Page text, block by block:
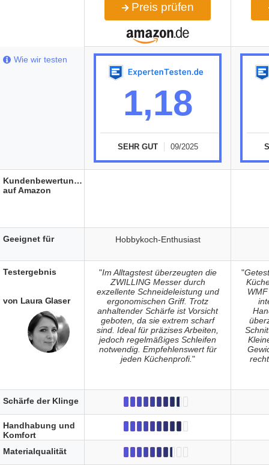
Preis prüfen
1,18
SEHR GUT 09/2025
Hobbykoch-Enthusiast
"Im Alltagstest überzeugten die
ZWILLING Messer durch
exzellente Schneideleistung und
ergonomischen Griff. Trotz
anhaltender Schärfe ist Vorsicht
geboten, da sie extrem scharf
sind. Ideal für präzises Arbeiten,
jedoch regelmäßiges Schleifen
notwendig. Empfehlenswert für
jeden Küchenprofi."
"
Wie wir testen
Kundenbewertungen
auf Amazon
Geeignet für
Testergebnis
von Laura Glaser
Schärfe der Klinge
Handhabung und
Komfort
Materialqualität